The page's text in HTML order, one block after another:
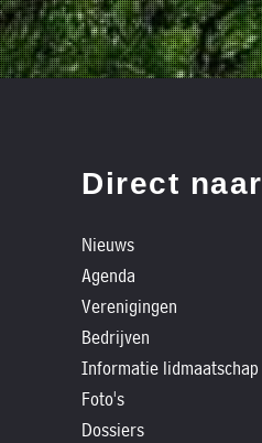
Direct naar
Nieuws
Agenda
Verenigingen
Bedrijven
Informatie lidmaatschap
Foto's
Dossiers
lidmaatschap
»
't
Foto's
Historische
verhalen
Dossiers
Contact
Algemeen
lid
Anco
Hoen
Algemeen
Ids
de